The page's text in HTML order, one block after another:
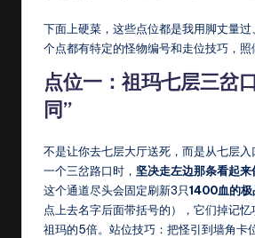
下面上硬菜，这些点位都是我用脚丈量
个点都有特定的怪物编号和走位技巧，照
点位一：祖玛七层三岔
同”
不是让你去七层大厅送死，而是从七层
一个三岔路口时， 坚决走左边那条看起
这个通道尽头会固定刷新3只1400血的极
点上去名字后面带括号的），它们掉记
祖玛的5倍。站位技巧：把怪引到墙角卡